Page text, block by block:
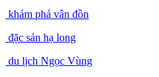
khám phá vân đồn
đặc sản hạ long
du lịch Ngọc Vùng